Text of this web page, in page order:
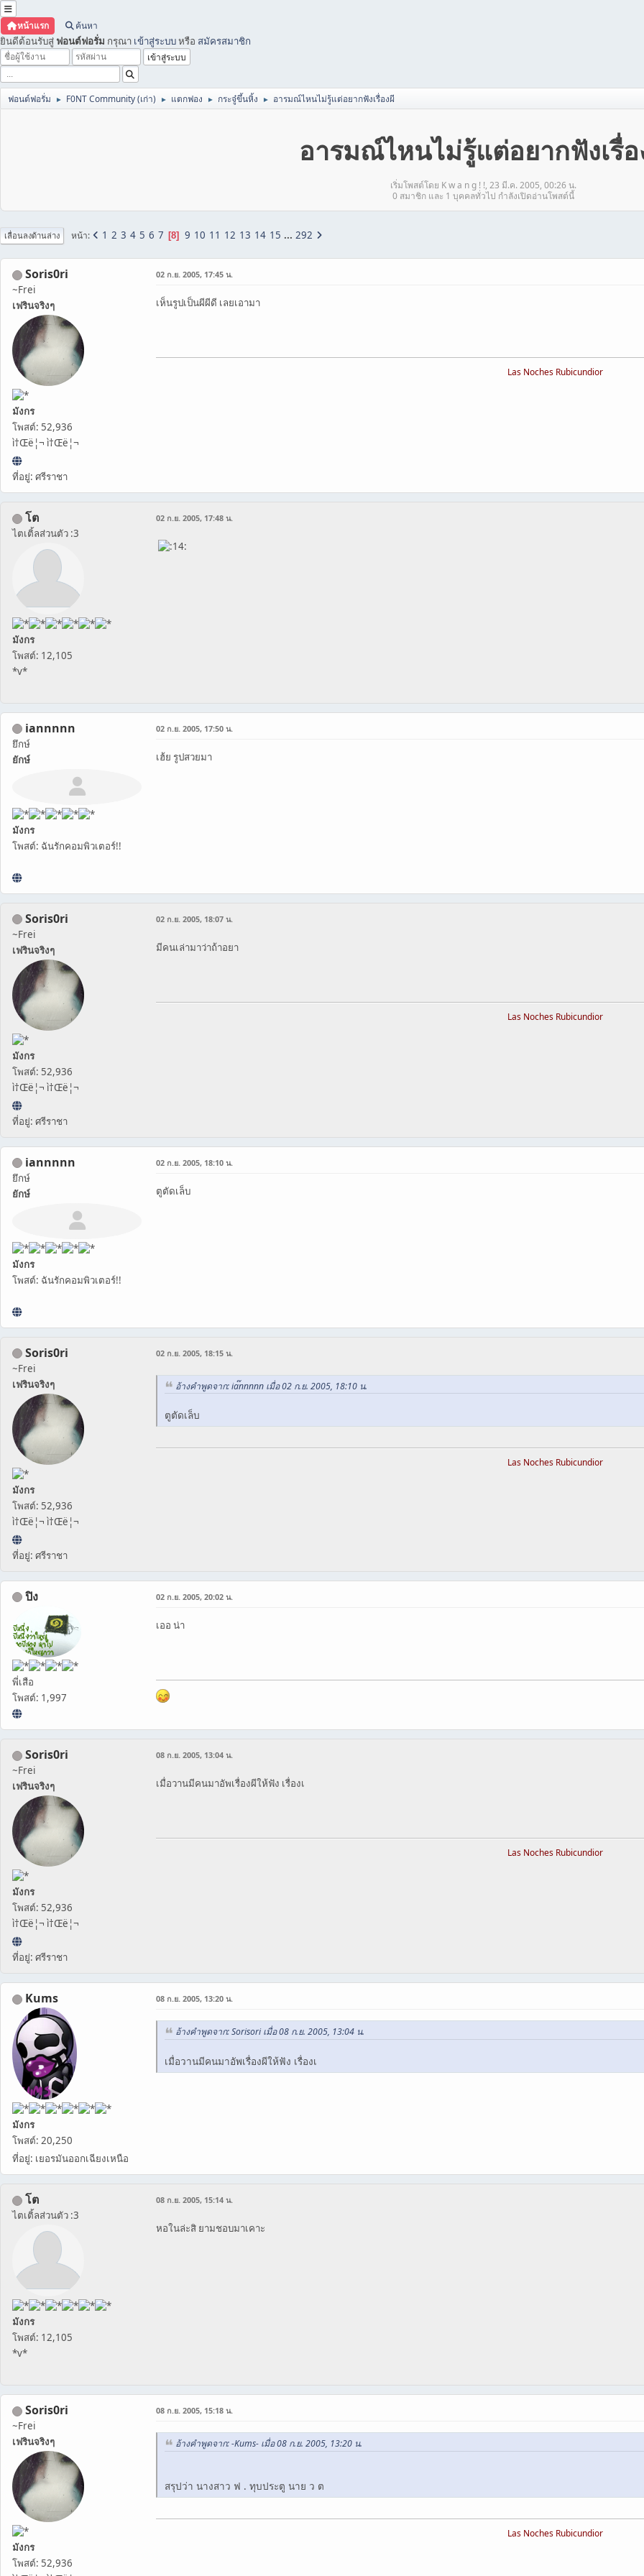
หน้าแรก ค้นหา
ยินดีต้อนรับสู่ ฟอนต์ฟอรั่ม กรุณา เข้าสู่ระบบหรือ สมัครสมาชิก
ฟอนต์ฟอรั่ม ► F0NT Community (เก่า) ► แตกฟอง ► กระจู๋ขึ้นหิ้ง ► อารมณ์ไหนไม่รู้แต่อยากฟังเรื่องผี
อารมณ์ไหนไม่รู้แต่อยากฟังเรื่อ
เริ่มโพสต์โดย K w a n g ! !, 23 มี.ค. 2005, 00:26 น.
0 สมาชิก และ 1 บุคคลทั่วไป กำลังเปิดอ่านโพสต์นี้
เลื่อนลงด้านล่าง หน้า 1 2 3 4 5 6 7 8 9 10 11 12 13 14 15 ... 292
Soris0ri
~Frei
เฟรินจริงๆ
มังกร
โพสต์: 52,936
ì†Œë¦¬ ì†Œë¦¬
ที่อยู่: ศรีราชา
02 ก.ย. 2005, 17:45 น.
เห็นรูปเป็นผีผีดี เลยเอามา
Las Noches Rubicundior
โต
ไตเติ้ลส่วนตัว :3
มังกร
โพสต์: 12,105
*v*
02 ก.ย. 2005, 17:48 น.
iannnnn
ยึกษ์
ยักษ์
มังกร
โพสต์: ฉันรักคอมพิวเตอร์!!
02 ก.ย. 2005, 17:50 น.
เฮ้ย รูปสวยมา
Soris0ri
~Frei
เฟรินจริงๆ
มังกร
โพสต์: 52,936
ì†Œë¦¬ ì†Œë¦¬
ที่อยู่: ศรีราชา
02 ก.ย. 2005, 18:07 น.
ี่มีคนเล่ามาว่าถ้าอยา
Las Noches Rubicundior
iannnnn
ยึกษ์
ยักษ์
มังกร
โพสต์: ฉันรักคอมพิวเตอร์!!
02 ก.ย. 2005, 18:10 น.
ตูตัดเล็บ
Soris0ri
~Frei
เฟรินจริงๆ
มังกร
โพสต์: 52,936
ì†Œë¦¬ ì†Œë¦¬
ที่อยู่: ศรีราชา
02 ก.ย. 2005, 18:15 น.
อ้างคำพูดจาก: ia๊nnnnn เมื่อ 02 ก.ย. 2005, 18:10 น.
ตูตัดเล็บ
Las Noches Rubicundior
ปิง
พี่เสือ
โพสต์: 1,997
02 ก.ย. 2005, 20:02 น.
เออ น่า
Soris0ri
~Frei
เฟรินจริงๆ
มังกร
โพสต์: 52,936
ì†Œë¦¬ ì†Œë¦¬
ที่อยู่: ศรีราชา
08 ก.ย. 2005, 13:04 น.
เมื่อวานมีคนมาอัพเรื่องผีให้ฟัง เรื่องเ
Las Noches Rubicundior
Kums
มังกร
โพสต์: 20,250
ที่อยู่: เยอรมันออกเฉียงเหนือ
08 ก.ย. 2005, 13:20 น.
อ้างคำพูดจาก: Sorisori เมื่อ 08 ก.ย. 2005, 13:04 น.
เมื่อวานมีคนมาอัพเรื่องผีให้ฟัง เรื่องเ
โต
ไตเติ้ลส่วนตัว :3
มังกร
โพสต์: 12,105
*v*
08 ก.ย. 2005, 15:14 น.
หอในล่ะสิ ยามชอบมาเคาะ
Soris0ri
~Frei
เฟรินจริงๆ
มังกร
โพสต์: 52,936
08 ก.ย. 2005, 15:18 น.
อ้างคำพูดจาก: -Kums- เมื่อ 08 ก.ย. 2005, 13:20 น.
สรุปว่า นางสาว ฟ . ทุบประตู นาย ว ต
Las Noches Rubicundior